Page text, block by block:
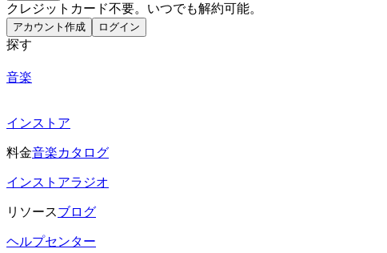
クレジットカード不要。いつでも解約可能。
アカウント作成 ログイン
探す
音楽
インストア
料金音楽カタログ
インストアラジオ
リソースブログ
ヘルプセンター